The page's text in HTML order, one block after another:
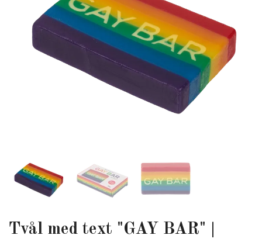
Tvål med text "GAY BAR" |